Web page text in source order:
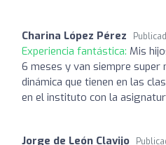
Charina López Pérez
Experiencia fantástica: Mis
6 meses y van siempre super
dinámica que tienen en las
en el instituto con la
Jorge de León Clavijo